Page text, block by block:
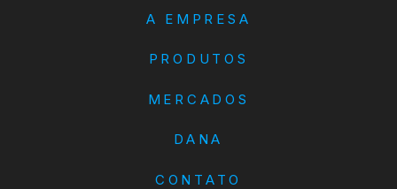
A EMPRESA
PRODUTOS
MERCADOS
DANA
CONTATO